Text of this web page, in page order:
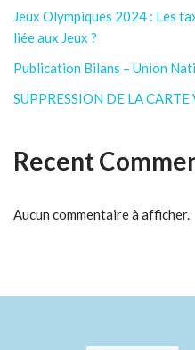
Jeux Olympiques 2024 : Les
liée aux Jeux ?
Publication Bilans – Union
SUPPRESSION DE LA
Recent
Aucun commentaire à afficher.